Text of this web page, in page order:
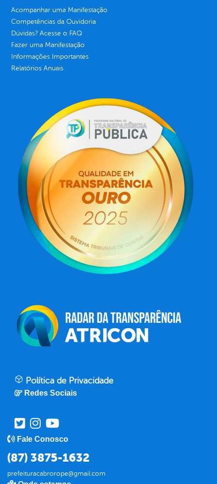
Acompanhar uma Manifestação
Competências da Ouvidoria
Dúvidas? Acesse o FAQ
Fazer uma Manifestação
Informações Importantes
Relatórios Anuais
Política de Privacidade
Redes Sociais
Fale Conosco
(87) 3875-1632
prefeituracabrorope@gmail.com